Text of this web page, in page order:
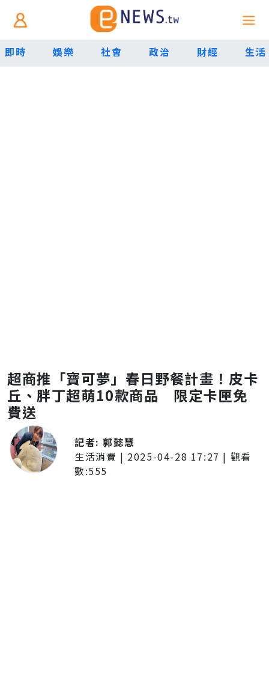
即時 娛樂 社會 政治 財經 生活
超商推「寶可夢」春日野餐計畫！皮卡
丘、胖丁超萌10款商品 限定卡匣免
費送
記者:郭懿慧
生活消費 | 2025-04-28 17:27 | 觀看
數:555